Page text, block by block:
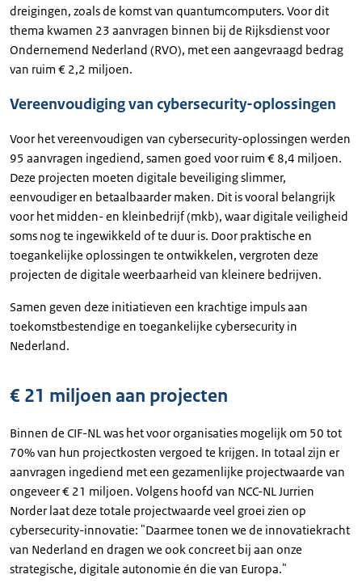
dreigingen, zoals de komst van quantumcomputers. Voor dit
thema kwamen 23 aanvragen binnen bij de Rijksdienst voor
Ondernemend Nederland (RVO), met een aangevraagd bedrag
van ruim € 2,2 miljoen.
Vereenvoudiging van cybersecurity-oplossingen
Voor het vereenvoudigen van cybersecurity-oplossingen werden
95 aanvragen ingediend, samen goed voor ruim € 8,4 miljoen.
Deze projecten moeten digitale beveiliging slimmer,
eenvoudiger en betaalbaarder maken. Dit is vooral belangrijk
voor het midden- en kleinbedrijf (mkb), waar digitale veiligheid
soms nog te ingewikkeld of te duur is. Door praktische en
toegankelijke oplossingen te ontwikkelen, vergroten deze
projecten de digitale weerbaarheid van kleinere bedrijven.
Samen geven deze initiatieven een krachtige impuls aan
toekomstbestendige en toegankelijke cybersecurity in
Nederland.
€ 21 miljoen aan projecten
Binnen de CIF-NL was het voor organisaties mogelijk om 50 tot
70% van hun projectkosten vergoed te krijgen. In totaal zijn er
aanvragen ingediend met een gezamenlijke projectwaarde van
ongeveer € 21 miljoen. Volgens hoofd van NCC-NL Jurrien
Norder laat deze totale projectwaarde veel groei zien op
cybersecurity-innovatie: "Daarmee tonen we de innovatiekracht
van Nederland en dragen we ook concreet bij aan onze
strategische, digitale autonomie én die van Europa."